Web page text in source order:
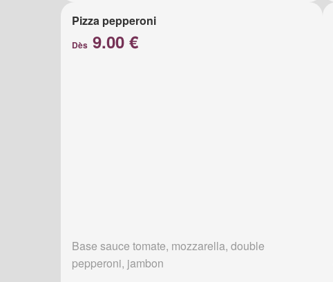
Pizza pepperoni
Dès 9.00 €
Base sauce tomate, mozzarella, double
pepperoni, jambon